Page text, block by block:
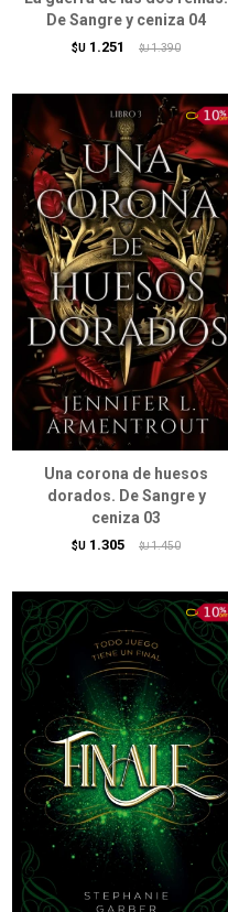
De Sangre y ceniza 04
$U 1.251 $U 1.390
Una corona de huesos
dorados. De Sangre y
ceniza 03
$U 1.305 $U 1.450